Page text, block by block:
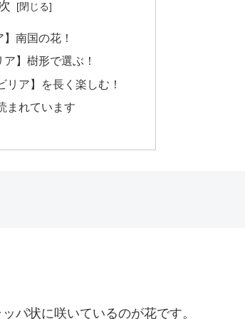
南国の花！
】樹形で選ぶ！
ア】を長く楽しむ！
まれています
パ状に咲いているのが花です。